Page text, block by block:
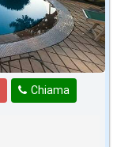
Chiama